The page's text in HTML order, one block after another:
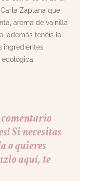
Carla Zaplana que
aroma de vainilla
además tenéis la
ingredientes
Si necesitas
o quieres
aquí, te